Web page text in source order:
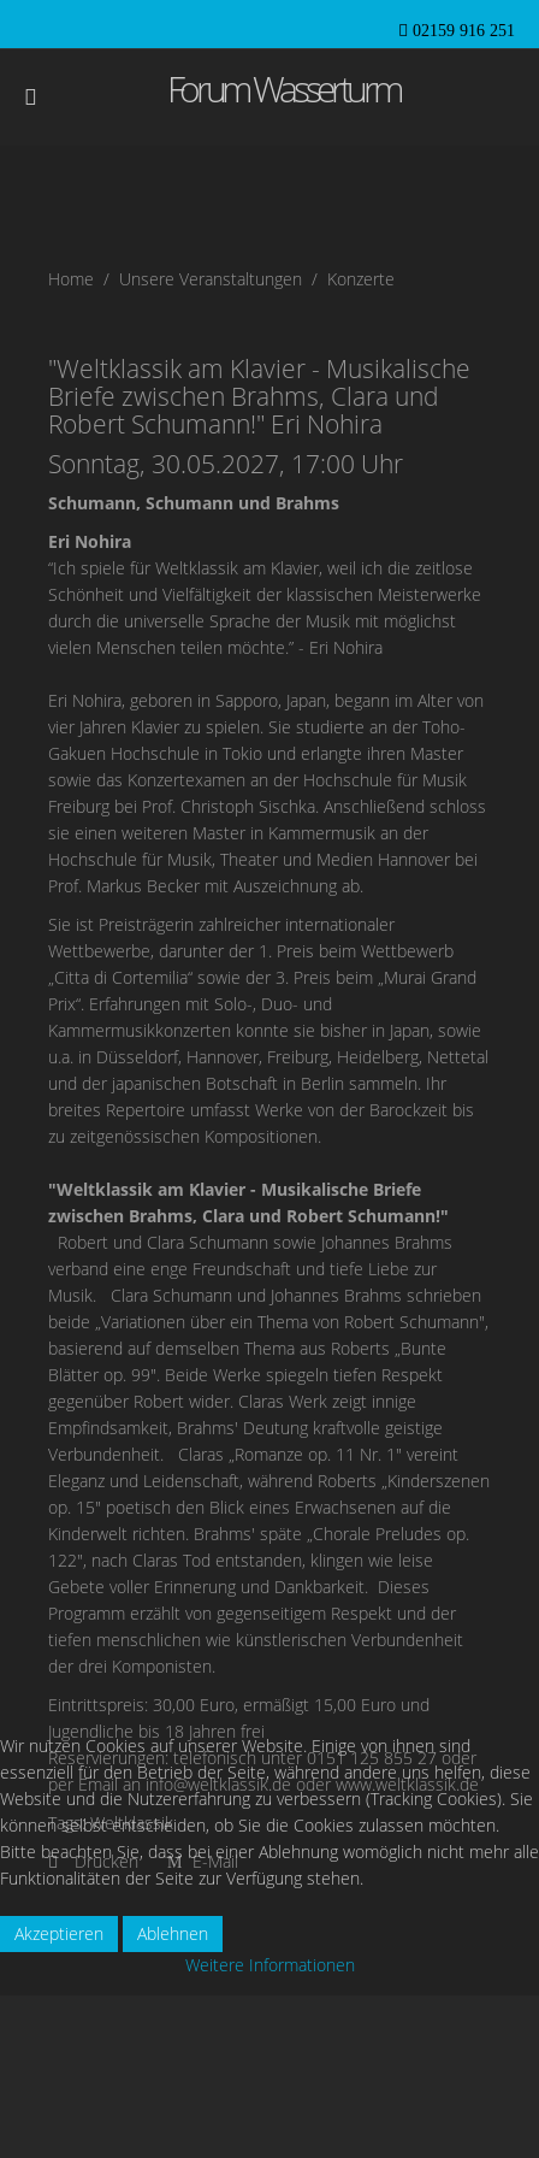
02159 916 251
Forum Wasserturm
Home Unsere Veranstaltungen Konzerte
"Weltklassik am Klavier - Musikalische
Briefe zwischen Brahms, Clara und
Robert Schumann!" Eri Nohira
Sonntag, 30.05.2027, 17:00 Uhr
Schumann, Schumann und Brahms
Eri Nohira
“Ich spiele für Weltklassik am Klavier, weil ich die zeitlose
Schönheit und Vielfältigkeit der klassischen Meisterwerke
durch die universelle Sprache der Musik mit möglichst
vielen Menschen teilen möchte.” - Eri Nohira
Eri Nohira, geboren in Sapporo, Japan, begann im Alter von
vier Jahren Klavier zu spielen. Sie studierte an der Toho-
Gakuen Hochschule in Tokio und erlangte ihren Master
sowie das Konzertexamen an der Hochschule für Musik
Freiburg bei Prof. Christoph Sischka. Anschließend schloss
sie einen weiteren Master in Kammermusik an der
Hochschule für Musik, Theater und Medien Hannover bei
Prof. Markus Becker mit Auszeichnung ab.
Sie ist Preisträgerin zahlreicher internationaler
Wettbewerbe, darunter der 1. Preis beim Wettbewerb
„Citta di Cortemilia“ sowie der 3. Preis beim „Murai Grand
Prix“. Erfahrungen mit Solo-, Duo- und
Kammermusikkonzerten konnte sie bisher in Japan, sowie
u.a. in Düsseldorf, Hannover, Freiburg, Heidelberg, Nettetal
und der japanischen Botschaft in Berlin sammeln. Ihr
breites Repertoire umfasst Werke von der Barockzeit bis
zu zeitgenössischen Kompositionen.
"Weltklassik am Klavier - Musikalische Briefe
zwischen Brahms, Clara und Robert Schumann!"
Robert und Clara Schumann sowie Johannes Brahms
verband eine enge Freundschaft und tiefe Liebe zur
Musik. Clara Schumann und Johannes Brahms schrieben
beide „Variationen über ein Thema von Robert Schumann",
basierend auf demselben Thema aus Roberts „Bunte
Blätter op. 99". Beide Werke spiegeln tiefen Respekt
gegenüber Robert wider. Claras Werk zeigt innige
Empfindsamkeit, Brahms' Deutung kraftvolle geistige
Verbundenheit. Claras „Romanze op. 11 Nr. 1" vereint
Eleganz und Leidenschaft, während Roberts „Kinderszenen
op. 15" poetisch den Blick eines Erwachsenen auf die
Kinderwelt richten. Brahms' späte „Chorale Preludes op.
122", nach Claras Tod entstanden, klingen wie leise
Gebete voller Erinnerung und Dankbarkeit. Dieses
Programm erzählt von gegenseitigem Respekt und der
tiefen menschlichen wie künstlerischen Verbundenheit
der drei Komponisten.
Eintrittspreis: 30,00 Euro, ermäßigt 15,00 Euro und
Jugendliche bis 18 Jahren frei
Reservierungen: telefonisch unter 0151 125 855 27 oder
per Email aninfo@weltklassik.deoder www.weltklassik.de
Tags:Weltklassik
Drucken
E-Mail
Wir nutzen Cookies auf unserer Website. Einige von ihnen sind
essenziell für den Betrieb der Seite, während andere uns helfen, diese
Website und die Nutzererfahrung zu verbessern (Tracking Cookies). Sie
können selbst entscheiden, ob Sie die Cookies zulassen möchten.
Bitte beachten Sie, dass bei einer Ablehnung womöglich nicht mehr alle
Funktionalitäten der Seite zur Verfügung stehen.
Akzeptieren
Ablehnen
Weitere Informationen